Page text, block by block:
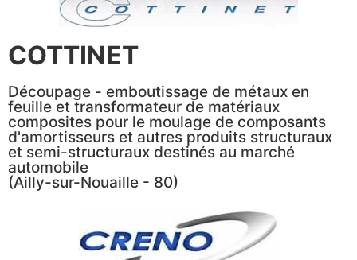
COTTINET
Découpage - emboutissage de métaux en
feuille et transformateur de matériaux
composites pour le moulage de composants
d'amortisseurs et autres produits structuraux
et semi-structuraux destinés au marché
automobile
(Ailly-sur-Nouaille - 80)